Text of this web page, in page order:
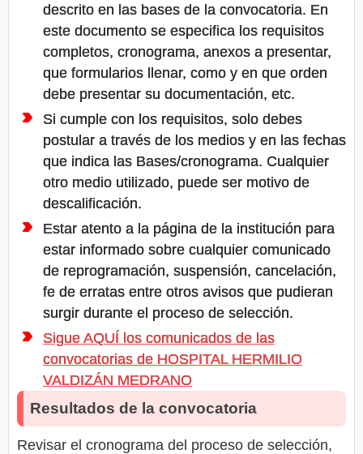
descrito en las bases de la convocatoria. En
este documento se especifica los requisitos
completos, cronograma, anexos a presentar,
que formularios llenar, como y en que orden
debe presentar su documentación, etc.
Si cumple con los requisitos, solo debes
postular a través de los medios y en las fechas
que indica las Bases/cronograma. Cualquier
otro medio utilizado, puede ser motivo de
descalificación.
Estar atento a la página de la institución para
estar informado sobre cualquier comunicado
de reprogramación, suspensión, cancelación,
fe de erratas entre otros avisos que pudieran
surgir durante el proceso de selección.
Sigue AQUÍ los comunicados de las
convocatorias de HOSPITAL HERMILIO
VALDIZÁN MEDRANO
Resultados de la convocatoria
Revisar el cronograma del proceso de selección,